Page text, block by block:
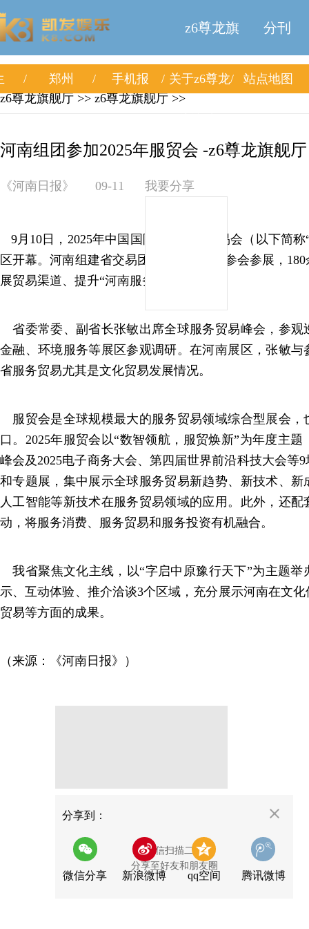
z6尊龙旗
舰厅
分刊
郑州 手机报 关于z6尊龙
站点地图
z6尊龙旗舰厅 >> z6尊龙旗舰厅 >>
河南组团参加2025年服贸会 -z6尊龙旗舰厅
《河南日报》 09-11 我要分享
9月10日，2025年中国国际服务贸易交易会（以下简
区开幕。河南组建省交易团及地方经贸团参会参展，
展贸易渠道、提升“河南服务”影响力。
省委常委、副省长张敏出席全球服务贸易峰会，参观
金融、环境服务等展区参观调研。在河南展区，张敏
省服务贸易尤其是文化贸易发展情况。
服贸会是全球规模最大的服务贸易领域综合型展会，
口。2025年服贸会以“数智领航，服贸焕新”为年度主
峰会及2025电子商务大会、第四届世界前沿科技大会等
和专题展，集中展示全球服务贸易新趋势、新技术、
人工智能等新技术在服务贸易领域的应用。此外，还
动，将服务消费、服务贸易和服务投资有机融合。
我省聚焦文化主线，以“字启中原豫行天下”为主题举
示、互动体验、推介洽谈3个区域，充分展示河南在文
贸易等方面的成果。
（来源：《河南日报》）
分享到：
微信分享
用微信扫描二维码
分享至好友和朋友圈
新浪微博 qq空间 腾讯微博